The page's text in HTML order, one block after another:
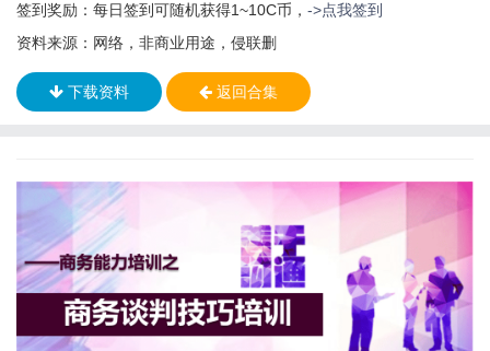
签到奖励：每日签到可随机获得1~10C币， ->点我签到
资料来源：网络，非商业用途，侵联删
下载资料 返回合集